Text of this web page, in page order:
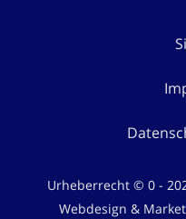
Urheberrecht © 0 -
Webdesign &